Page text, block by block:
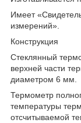
Имеет
измерений».
Стеклянный
верхней части
диаметром 6 мм.
Термометр
температуры
отсчитываемой